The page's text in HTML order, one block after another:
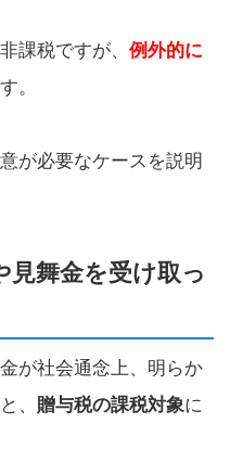
課税ですが、 例外的に
。
が必要なケースを説明
見舞金を受け取っ
が社会通念上、明らか
、 贈与税の課税対象に